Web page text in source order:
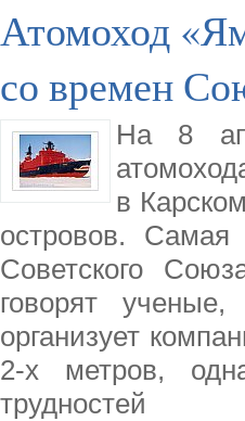
Атомоход
со времен
На 8
в
островов.
Советского
говорят
организует
2-х метров,
трудностей